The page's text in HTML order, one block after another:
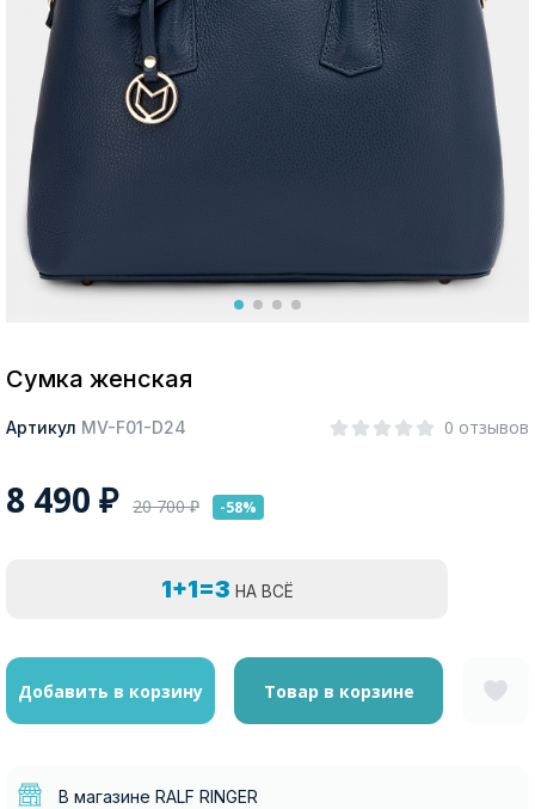
Москва
Сумка женская
Артикул MV-F01-D24 0 отзывов
8 490 ₽ 20 700₽ -58%
1+1=3 НА ВСЁ
Добавить в корзину Товар в корзине
В магазине RALF RINGER